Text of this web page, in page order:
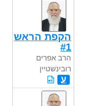
הקפת הראש
#1
הרב אפרים
רובינשטיין
ע